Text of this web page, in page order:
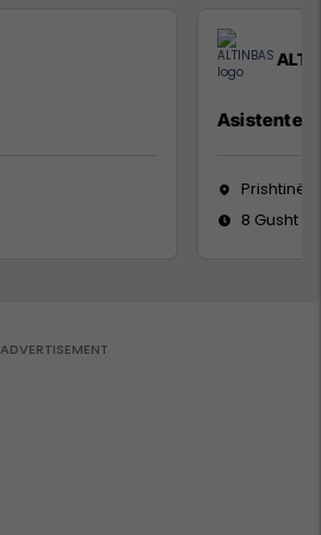
Asistente
Prishtinë
8 Gusht